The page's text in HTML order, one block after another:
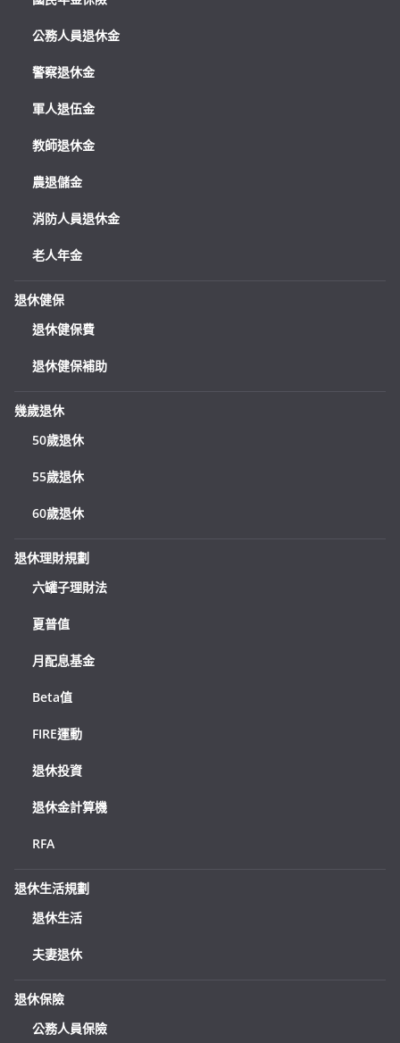
公務人員退休金
警察退休金
軍人退伍金
教師退休金
農退儲金
消防人員退休金
老人年金
退休健保
退休健保費
退休健保補助
幾歲退休
50歲退休
55歲退休
60歲退休
退休理財規劃
六罐子理財法
夏普值
月配息基金
Beta值
FIRE運動
退休投資
退休金計算機
RFA
退休生活規劃
退休生活
夫妻退休
退休保險
公務人員保險